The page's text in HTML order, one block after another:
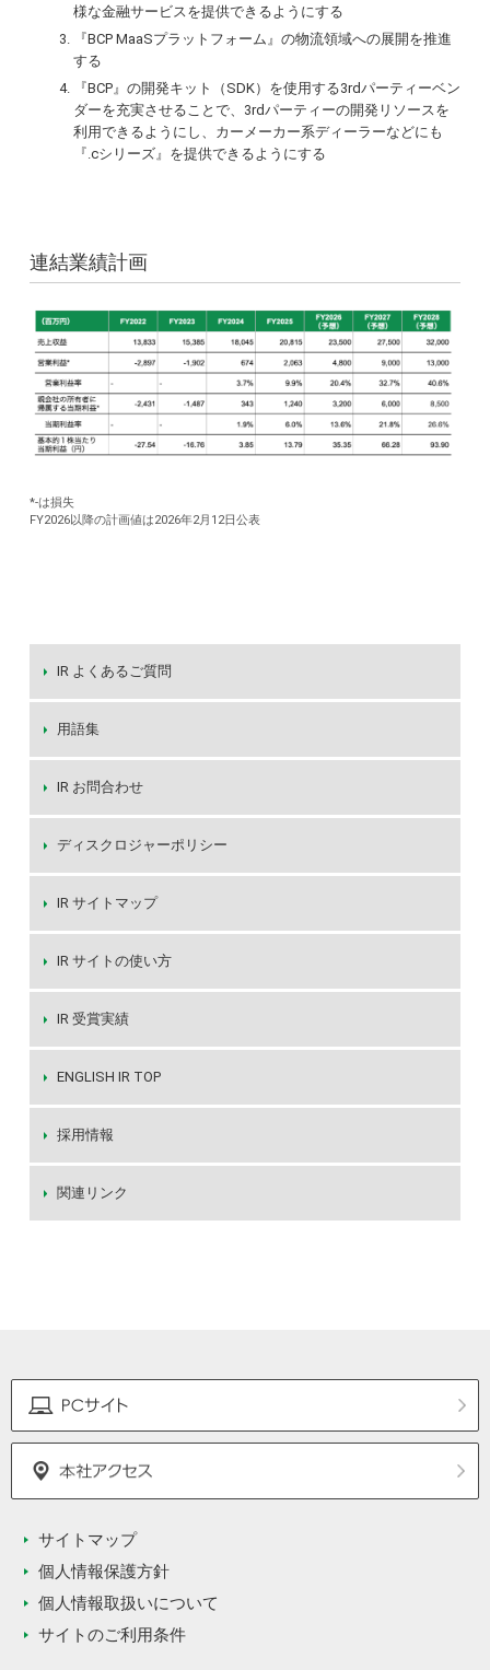
様な金融サービスを提供できるようにする
『BCP MaaSプラットフォーム』の物流領域への展開を推進
する
『BCP』の開発キット（SDK）を使用する3rdパーティーベン
ダーを充実させることで、3rdパーティーの開発リソースを
利用できるようにし、カーメーカー系ディーラーなどにも
『.cシリーズ』を提供できるようにする
連結業績計画
*-は損失
FY2026以降の計画値は2026年2月12日公表
IR よくあるご質問
用語集
IR お問合わせ
ディスクロジャーポリシー
IR サイトマップ
IR サイトの使い方
IR 受賞実績
ENGLISH IR TOP
採用情報
関連リンク
サイトマップ
個人情報保護方針
個人情報取扱いについて
サイトのご利用条件